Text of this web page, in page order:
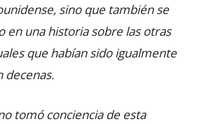
sino que también se
en una historia sobre las otras
que habían sido igualmente
decenas.
tomó conciencia de esta